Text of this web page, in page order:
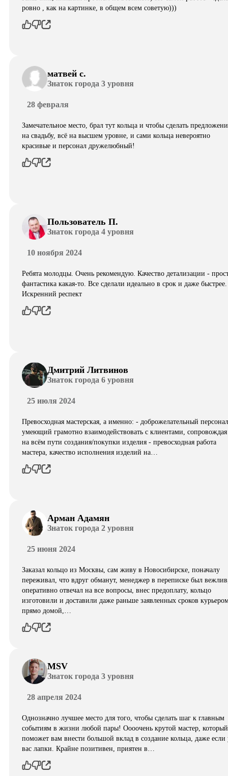
ровно , как на картинке, в общем всем советую)))
матвей с.
Знаток города 3 уровня
28 февраля
Замечательное место, брал тут кольца и чтобы сделать
на свадьбу, всё на высшем уровне, и сами кольца невероятно
красивые и персонал дружелюбный!
Пользователь П.
Знаток города 4 уровня
10 ноября 2024
Ребята молодцы. Очень рекомендую. Качество детализации -
фантастика какая-то. Все сделали идеально в срок и даже быстрее.
Искренний респект
Дмитрий Литвинов
Знаток города 6 уровня
25 июля 2024
Превосходная мастерская, а именно: - доброжелательный
умеющий грамотно взаимодействовать с клиентами,
на всём пути создания/покупки изделия - превосходная работа
мастера, качество исполнения изделий на…
Арман Адамян
Знаток города 2 уровня
25 июня 2024
Заказал кольцо из Москвы, сам живу в Новосибирске, поначалу
переживал, что вдруг обманут, менеджер в переписке был
оперативно отвечал на все вопросы, внес предоплату, кольцо
изготовили и доставили даже раньше заявленных сроков
прямо домой,…
MSV
Знаток города 3 уровня
28 апреля 2024
Однозначно лучшее место для того, чтобы сделать шаг к главным
событиям в жизни любой пары! Оооочень крутой мастер, который
поможет вам внести большой вклад в создание кольца, даже если
вас лапки. Крайне позитивен, приятен в…